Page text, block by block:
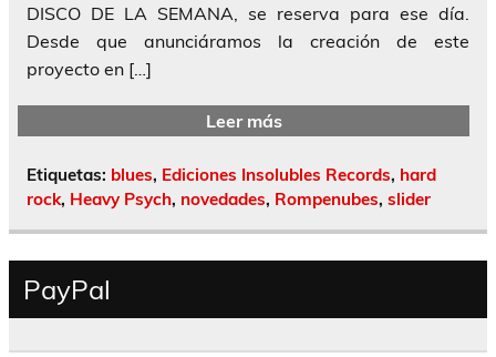
DISCO DE LA SEMANA, se reserva para ese día.
Desde que anunciáramos la creación de este
proyecto en […]
Leer más
Etiquetas: blues, Ediciones Insolubles Records, hard
rock, Heavy Psych, novedades, Rompenubes, slider
PayPal